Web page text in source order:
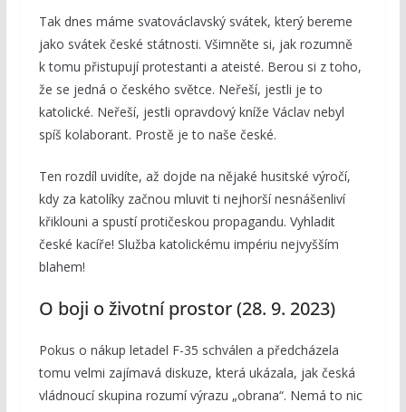
Tak dnes máme svatováclavský svátek, který bereme
jako svátek české státnosti. Všimněte si, jak rozumně
k tomu přistupují protestanti a ateisté. Berou si z toho,
že se jedná o českého světce. Neřeší, jestli je to
katolické. Neřeší, jestli opravdový kníže Václav nebyl
spíš kolaborant. Prostě je to naše české.
Ten rozdíl uvidíte, až dojde na nějaké husitské výročí,
kdy za katolíky začnou mluvit ti nejhorší nesnášenliví
křiklouni a spustí protičeskou propagandu. Vyhladit
české kacíře! Služba katolickému impériu nejvyšším
blahem!
O boji o životní prostor (28. 9. 2023)
Pokus o nákup letadel F-35 schválen a předcházela
tomu velmi zajímavá diskuze, která ukázala, jak česká
vládnoucí skupina rozumí výrazu „obrana“. Nemá to nic